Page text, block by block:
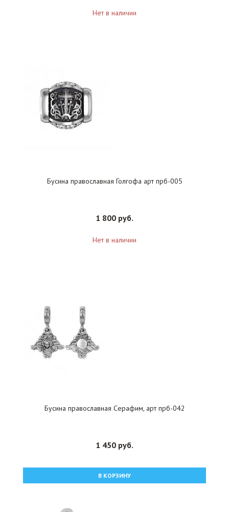
Нет в наличии
Бусина православная Голгофа арт прб-005
1 800 руб.
Нет в наличии
Бусина православная Серафим, арт прб-042
1 450 руб.
В КОРЗИНУ